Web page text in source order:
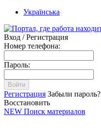
Українська
Вход / Регистрация
Номер телефона:
Пароль:
Войти
Регистрация Забыли пароль?
Восстановить
NEW Поиск материалов